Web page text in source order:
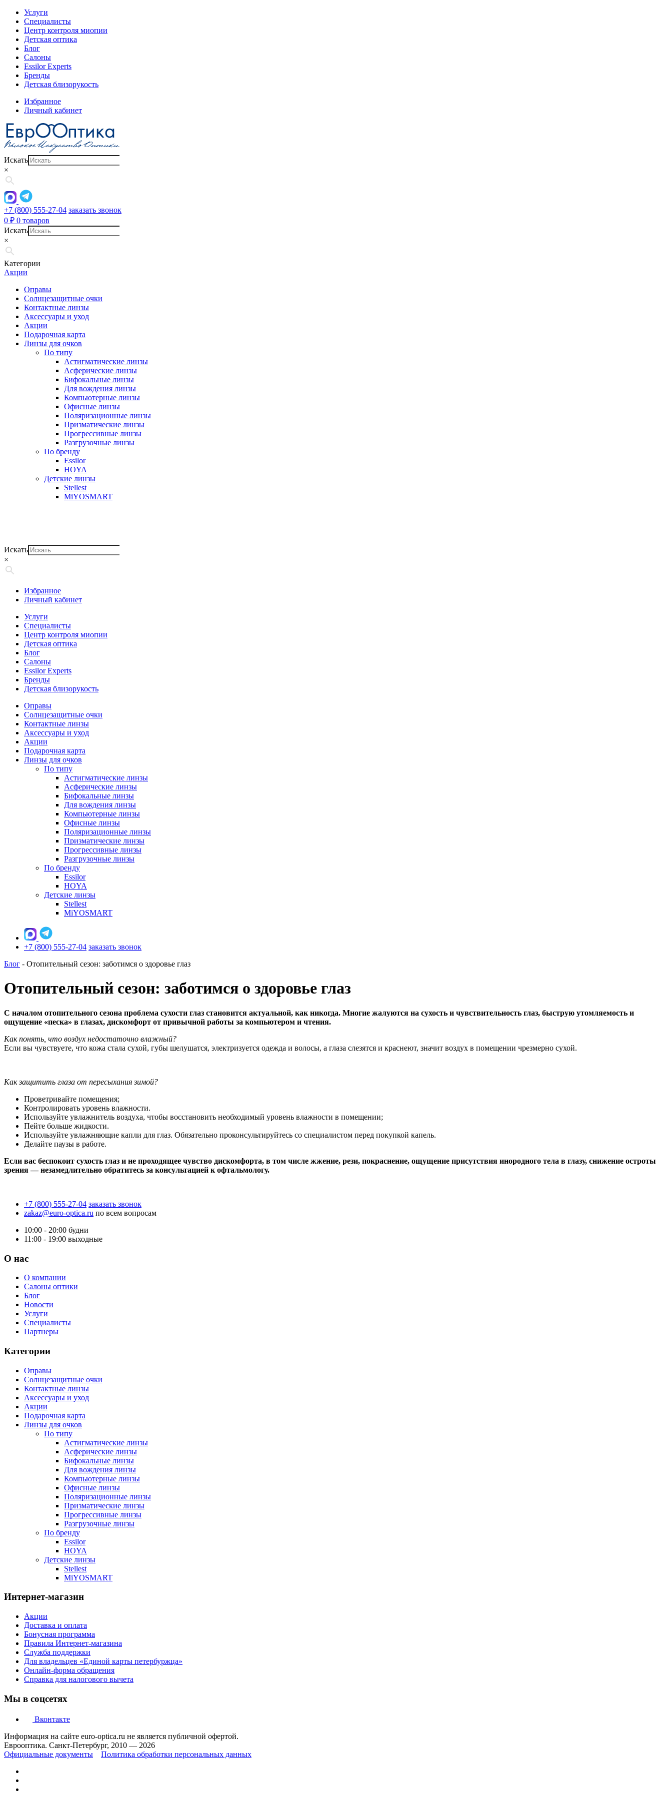
Услуги
Специалисты
Центр контроля миопии
Детская оптика
Блог
Салоны
Essilor Experts
Бренды
Детская близорукость
Избранное
Личный кабинет
Искать
×
+7 (800) 555-27-04 заказать звонок
0 ₽ 0 товаров
Искать
×
Категории
Акции
Оправы
Солнцезащитные очки
Контактные линзы
Аксессуары и уход
Акции
Подарочная карта
Линзы для очков
По типу
Астигматические линзы
Асферические линзы
Бифокальные линзы
Для вождения линзы
Компьютерные линзы
Офисные линзы
Поляризационные линзы
Призматические линзы
Прогрессивные линзы
Разгрузочные линзы
По бренду
Essilor
HOYA
Детские линзы
Stellest
MiYOSMART
Искать
×
Избранное
Личный кабинет
Услуги
Специалисты
Центр контроля миопии
Детская оптика
Блог
Салоны
Essilor Experts
Бренды
Детская близорукость
Оправы
Солнцезащитные очки
Контактные линзы
Аксессуары и уход
Акции
Подарочная карта
Линзы для очков
По типу
Астигматические линзы
Асферические линзы
Бифокальные линзы
Для вождения линзы
Компьютерные линзы
Офисные линзы
Поляризационные линзы
Призматические линзы
Прогрессивные линзы
Разгрузочные линзы
По бренду
Essilor
HOYA
Детские линзы
Stellest
MiYOSMART
+7 (800) 555-27-04 заказать звонок
Блог - Отопительный сезон: заботимся о здоровье глаз
Отопительный сезон: заботимся о здоровье глаз
С началом отопительного сезона проблема сухости глаз становится актуальной, как никогда. Многие жалуются на сухость и чувствительность глаз, быструю утомляемость и
ощущение «песка» в глазах, дискомфорт от привычной работы за компьютером и чтения.
Как понять, что воздух недостаточно влажный?
Если вы чувствуете, что кожа стала сухой, губы шелушатся, электризуется одежда и волосы, а глаза слезятся и краснеют, значит воздух в помещении чрезмерно сухой.
Как защитить глаза от пересыхания зимой?
Проветривайте помещения;
Контролировать уровень влажности.​
Используйте увлажнитель воздуха, чтобы восстановить необходимый уровень влажности в помещении;
Пейте больше жидкости.​
Используйте увлажняющие капли для глаз. Обязательно проконсультируйтесь со специалистом перед покупкой капель.
Делайте паузы в работе.​
Если вас беспокоит сухость глаз и не проходящее чувство дискомфорта, в том числе жжение, рези, покраснение, ощущение присутствия инородного тела в глазу, снижение остроты
зрения — незамедлительно обратитесь за консультацией к офтальмологу.
+7 (800) 555-27-04 заказать звонок
zakaz@euro-optica.ru по всем вопросам
10:00 - 20:00 будни
11:00 - 19:00 выходные
О нас
О компании
Салоны оптики
Блог
Новости
Услуги
Специалисты
Партнеры
Категории
Оправы
Солнцезащитные очки
Контактные линзы
Аксессуары и уход
Акции
Подарочная карта
Линзы для очков
По типу
Астигматические линзы
Асферические линзы
Бифокальные линзы
Для вождения линзы
Компьютерные линзы
Офисные линзы
Поляризационные линзы
Призматические линзы
Прогрессивные линзы
Разгрузочные линзы
По бренду
Essilor
HOYA
Детские линзы
Stellest
MiYOSMART
Интернет-магазин
Акции
Доставка и оплата
Бонусная программа
Правила Интернет-магазина
Служба поддержки
Для владельцев «Единой карты петербуржца»
Онлайн-форма обращения
Справка для налогового вычета
Мы в соцсетях
Вконтакте
Информация на сайте euro-optica.ru не является публичной офертой.
Еврооптика. Санкт-Петербург, 2010 — 2026
Официальные документы
Политика обработки персональных данных